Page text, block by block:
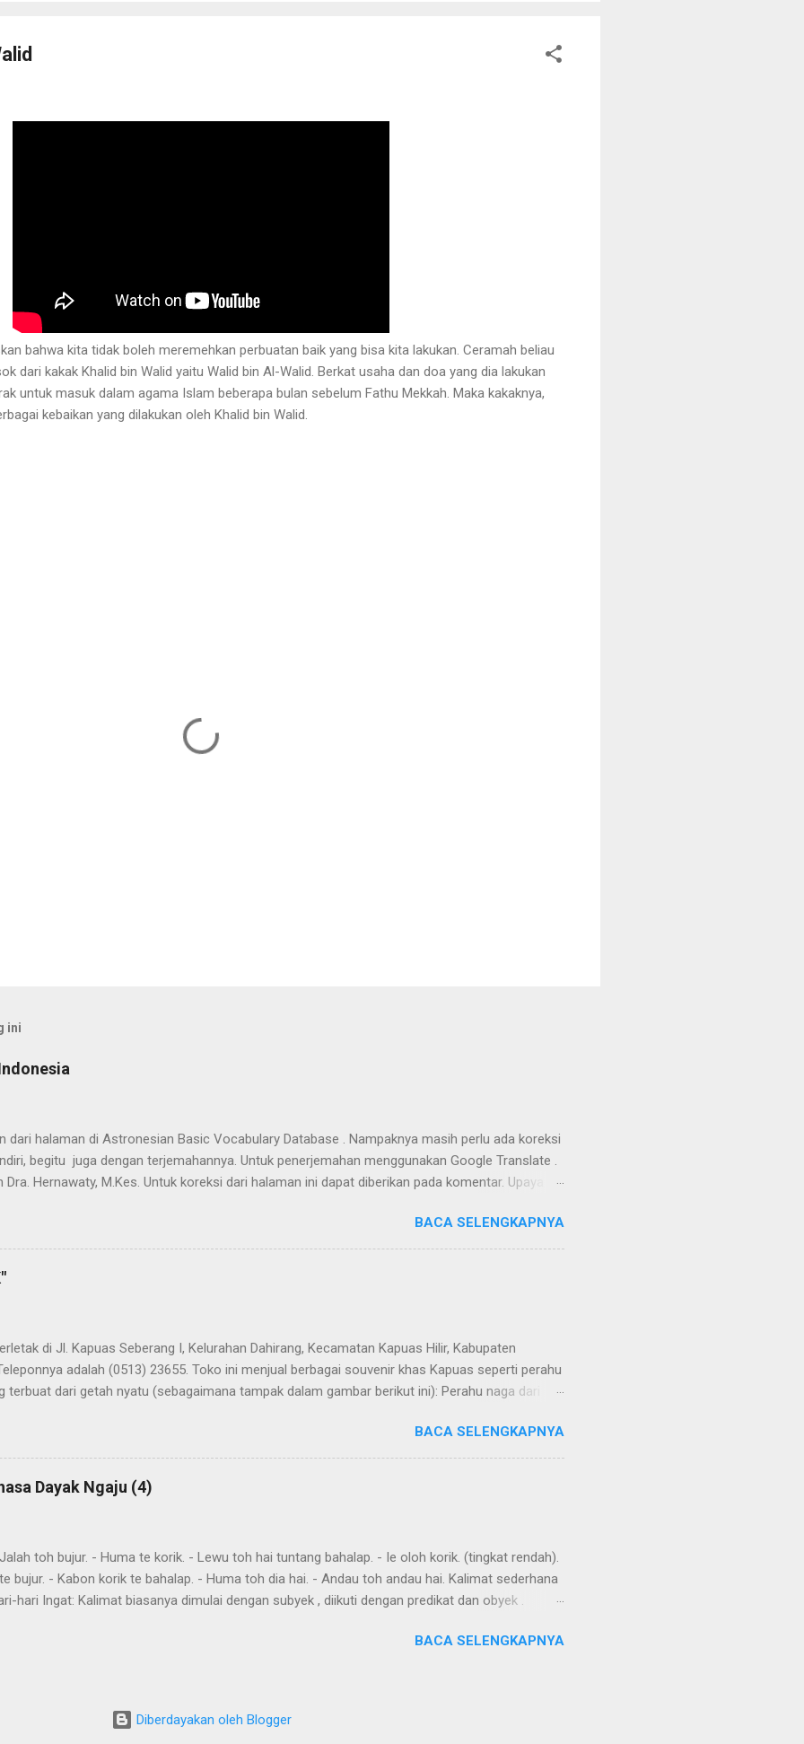
bahwa kita tidak boleh meremehkan perbuatan baik yang bisa kita lakukan. Ceramah beliau
dari kakak Khalid bin Walid yaitu Walid bin Al-Walid. Berkat usaha dan doa yang dia lakukan
untuk masuk dalam agama Islam beberapa bulan sebelum Fathu Mekkah. Maka kakaknya,
kebaikan yang dilakukan oleh Khalid bin Walid.
ini
dari halaman di Astronesian Basic Vocabulary Database . Nampaknya masih perlu ada koreksi
begitu juga dengan terjemahannya. Untuk penerjemahan menggunakan Google Translate .
Hernawaty, M.Kes. Untuk koreksi dari halaman ini dapat diberikan pada komentar. Upaya
BACA SELENGKAPNYA
di Jl. Kapuas Seberang I, Kelurahan Dahirang, Kecamatan Kapuas Hilir, Kabupaten
adalah (0513) 23655. Toko ini menjual berbagai souvenir khas Kapuas seperti perahu
terbuat dari getah nyatu (sebagaimana tampak dalam gambar berikut ini): Perahu naga dari
BACA SELENGKAPNYA
Dayak Ngaju (4)
toh bujur. - Huma te korik. - Lewu toh hai tuntang bahalap. - Ie oloh korik. (tingkat rendah).
bujur. - Kabon korik te bahalap. - Huma toh dia hai. - Andau toh andau hai. Kalimat sederhana
hari Ingat: Kalimat biasanya dimulai dengan subyek , diikuti dengan predikat dan obyek .
masa depan, akan, dan "akan," akan, harus, semuanya mendahului kata kerja. Seringkali
Awi te ! Lakukan itu Imbit danum ! Bawa air Bu...
BACA SELENGKAPNYA
Diberdayakan oleh Blogger